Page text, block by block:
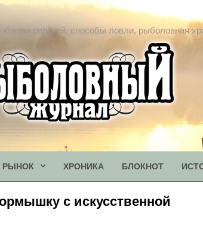
снастей, способы ловли, рыболовная
РЫНОК ХРОНИКА БЛОКНОТ
с искусственной